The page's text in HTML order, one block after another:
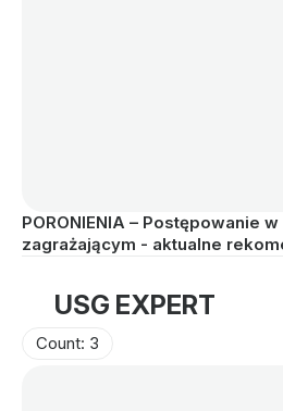
PORONIENIA – Postępowanie
zagrażającym - aktualne
USG EXPERT
Count: 3